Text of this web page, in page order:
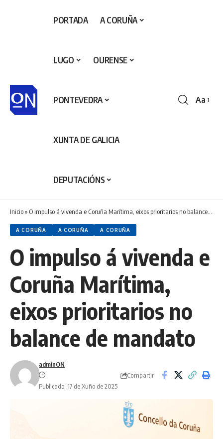
PORTADA A CORUÑA
LUGO OURENSE
PONTEVEDRA
XUNTA DE GALICIA
DEPUTACIÓNS
Aa
Inicio» O impulso á vivenda e Coruña Marítima, eixos prioritarios no balance de mandato
A CORUÑA A CORUÑA A CORUÑA
O impulso á vivenda e
Coruña Marítima,
eixos prioritarios no
balance de mandato
adminON
Publicado: 17 de Xuño de 2025
Compartir